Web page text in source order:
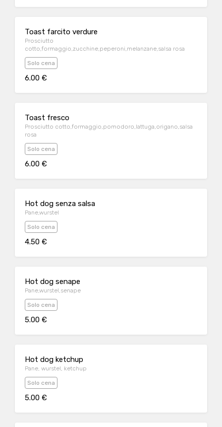
Toast farcito verdure
Prosciutto
cotto,formaggio,zucchine,peperoni,melanzane,salsa rosa
Solo cena
6.00 €
Toast fresco
Prosciutto cotto,formaggio,pomodoro,lattuga,origano,salsa
rosa
Solo cena
6.00 €
Hot dog senza salsa
Pane,wurstel
Solo cena
4.50 €
Hot dog senape
Pane,wurstel,senape
Solo cena
5.00 €
Hot dog ketchup
Pane, wurstel, ketchup
Solo cena
5.00 €